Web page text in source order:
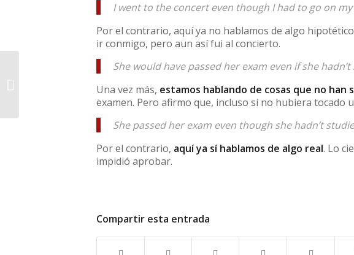
I went to the concert even though I had to go on my
Por el contrario, aquí ya no hablamos de algo
ir conmigo, pero aun así fui al concierto.
She would have passed her exam even if she
Una vez más, estamos hablando de cosas que no han
examen. Pero afirmo que, incluso si no hubiera
She passed her exam even though she hadn’t
Por el contrario, aquí ya sí hablamos de algo real. Lo
impidió aprobar.
Compartir esta entrada